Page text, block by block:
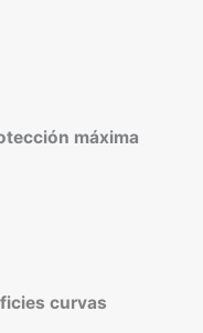
máxima
curvas